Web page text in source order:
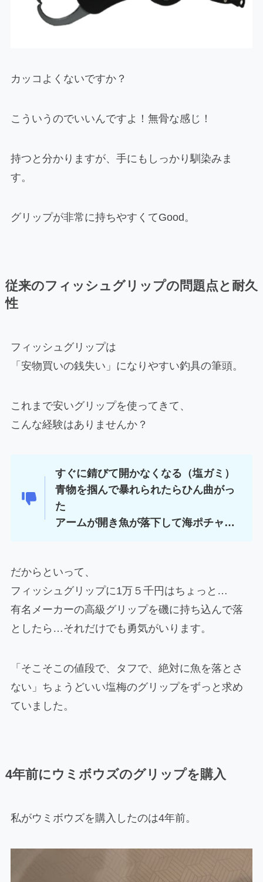
カッコよくないですか？
こういうのでいいんですよ！無骨な感じ！
持つと分かりますが、手にもしっかり馴染みま
す。
グリップが非常に持ちやすくてGood。
従来のフィッシュグリップの問題点と耐久
性
フィッシュグリップは
「安物買いの銭失い」になりやすい釣具の筆頭。
これまで安いグリップを使ってきて、
こんな経験はありませんか？
すぐに錆びて開かなくなる（塩ガミ）
青物を掴んで暴れられたらひん曲がっ
た
アームが開き魚が落下して海ポチャ…
だからといって、
フィッシュグリップに1万５千円はちょっと…
有名メーカーの高級グリップを磯に持ち込んで落
としたら…それだけでも勇気がいります。
「そこそこの値段で、タフで、絶対に魚を落とさ
ない」ちょうどいい塩梅のグリップをずっと求め
ていました。
4年前にウミボウズのグリップを購入
私がウミボウズを購入したのは4年前。